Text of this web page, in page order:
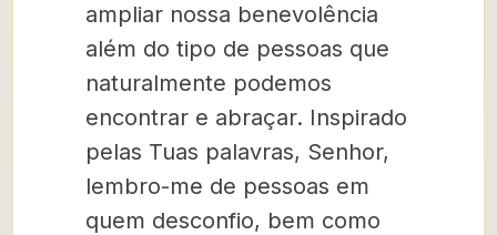
ampliar nossa benevolência
além do tipo de pessoas que
naturalmente podemos
encontrar e abraçar. Inspirado
pelas Tuas palavras, Senhor,
lembro-me de pessoas em
quem desconfio, bem como